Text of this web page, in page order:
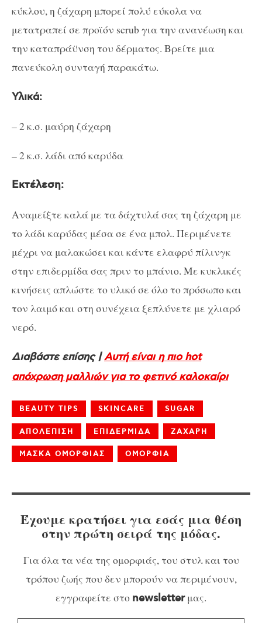
κύκλου, η ζάχαρη μπορεί πολύ εύκολα να
μετατραπεί σε προϊόν scrub για την ανανέωση και
την καταπράϋνση του δέρματος. Βρείτε μια
πανεύκολη συνταγή παρακάτω.
Υλικά:
– 2 κ.σ. μαύρη ζάχαρη
– 2 κ.σ. λάδι από καρύδα
Εκτέλεση:
Αναμείξτε καλά με τα δάχτυλά σας τη ζάχαρη με
το λάδι καρύδας μέσα σε ένα μπολ. Περιμένετε
μέχρι να μαλακώσει και κάντε ελαφρύ πίλινγκ
στην επιδερμίδα σας πριν το μπάνιο. Με κυκλικές
κινήσεις απλώστε το υλικό σε όλο το πρόσωπο και
τον λαιμό και στη συνέχεια ξεπλύνετε με χλιαρό
νερό.
Διαβάστε επίσης |Aυτή είναι η πιο hot
απόχρωση μαλλιών για το φετινό καλοκαίρι
BEAUTY TIPS SKINCARE SUGAR
ΑΠΟΛΕΠΙΣΗ ΕΠΙΔΕΡΜΙΔΑ ΖΑΧΑΡΗ
ΜΑΣΚΑ ΟΜΟΡΦΙΑΣ ΟΜΟΡΦΙΑ
Έχουμε κρατήσει για εσάς μια θέση
στην πρώτη σειρά της μόδας.
Για όλα τα νέα της ομορφιάς, του στυλ και του
τρόπου ζωής που δεν μπορούν να περιμένουν,
εγγραφείτε στο newsletterμας.